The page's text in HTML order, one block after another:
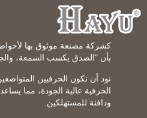
بأن "الصدق يكسب السمعة،
نود أن نكون الحرفيين
الخزفية عالية الجودة، مما
ودافئة للمستهلكين.